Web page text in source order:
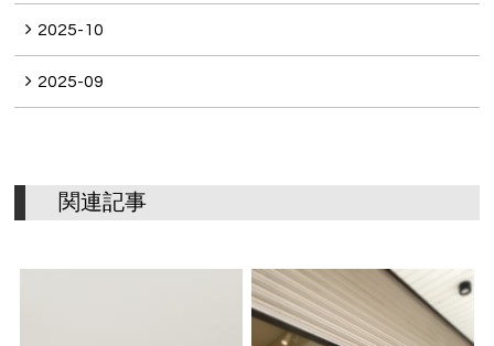
2025-10
2025-09
関連記事